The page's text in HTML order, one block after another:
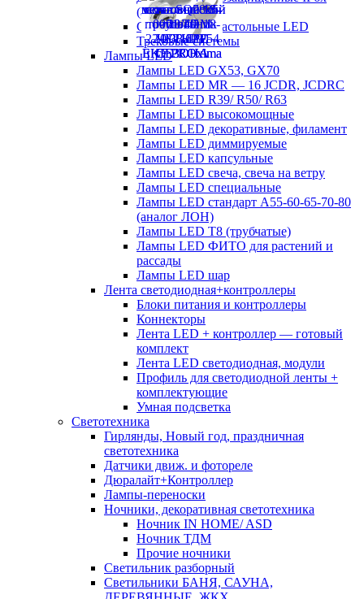
(аналог ЛСП)
Светильники настольные LED
Трековые системы
Лампы LED
Лампы LED GX53, GX70
Лампы LED MR — 16 JCDR, JCDRC
Лампы LED R39/ R50/ R63
Лампы LED высокомощные
Лампы LED декоративные, филамент
Лампы LED диммируемые
Лампы LED капсульные
Лампы LED свеча, свеча на ветру
Лампы LED специальные
Лампы LED стандарт А55-60-65-70-80
(аналог ЛОН)
Лампы LED Т8 (трубчатые)
Лампы LED ФИТО для растений и
рассады
Лампы LED шар
Лента светодиодная+контроллеры
Блоки питания и контроллеры
Коннекторы
Лента LED + контроллер — готовый
комплект
Лента LED светодиодная, модули
Профиль для светодиодной ленты +
комплектующие
Умная подсветка
Светотехника
Гирлянды, Новый год, праздничная
светотехника
Датчики движ. и фотореле
Дюралайт+Контроллер
Лампы-переноски
Ночники, декоративная светотехника
Ночник IN HOME/ ASD
Ночник ТДМ
Прочие ночники
Светильник разборный
Светильники БАНЯ, САУНА,